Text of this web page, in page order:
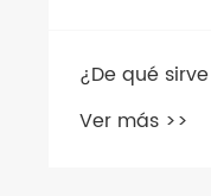
¿De qué
Ver más >>